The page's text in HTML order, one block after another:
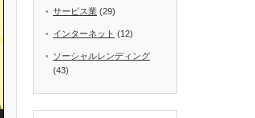
サービス業 (29)
インターネット (12)
ソーシャルレンディング
(43)